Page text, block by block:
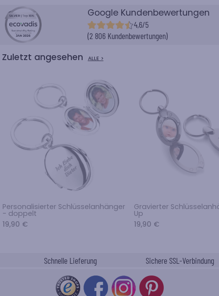
Google Kundenbewertungen
4,6/5
(2 806 Kundenbewertungen)
Zuletzt angesehen ALLE >
Personalisierter Schlüsselanhänger
- doppelt
19,90 €
Gravierter
Up
19,90 €
Schnelle Lieferung Sichere SSL-Verbindung